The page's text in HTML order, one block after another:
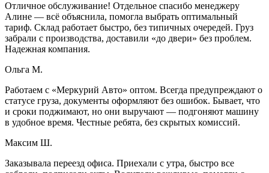
Отличное обслуживание! Отдельное спасибо менеджеру
Алине — всё объяснила, помогла выбрать оптимальный
тариф. Склад работает быстро, без типичных очередей. Груз
забрали с производства, доставили «до двери» без проблем.
Надежная компания.
Ольга М.
Работаем с «Меркурий Авто» оптом. Всегда предупреждают о
статусе груза, документы оформляют без ошибок. Бывает, что
и сроки поджимают, но они выручают — подгоняют машину
в удобное время. Честные ребята, без скрытых комиссий.
Максим Ш.
Заказывала переезд офиса. Приехали с утра, быстро все